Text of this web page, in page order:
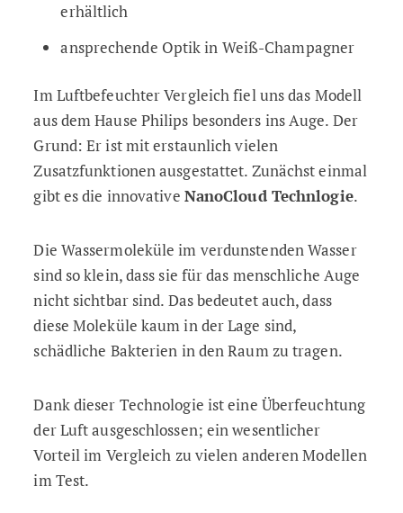
erhältlich
ansprechende Optik in Weiß-Champagner
Im Luftbefeuchter Vergleich fiel uns das Modell
aus dem Hause Philips besonders ins Auge. Der
Grund: Er ist mit erstaunlich vielen
Zusatzfunktionen ausgestattet. Zunächst einmal
gibt es die innovative NanoCloud Technlogie.
Die Wassermoleküle im verdunstenden Wasser
sind so klein, dass sie für das menschliche Auge
nicht sichtbar sind. Das bedeutet auch, dass
diese Moleküle kaum in der Lage sind,
schädliche Bakterien in den Raum zu tragen.
Dank dieser Technologie ist eine Überfeuchtung
der Luft ausgeschlossen; ein wesentlicher
Vorteil im Vergleich zu vielen anderen Modellen
im Test.